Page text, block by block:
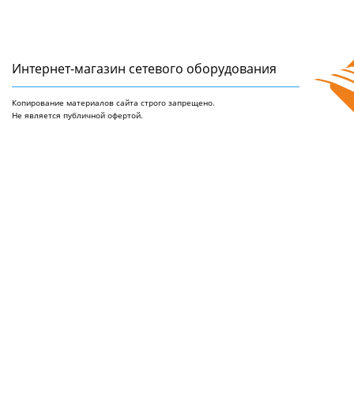
Интернет-магазин сетeвого оборудования
Копирование материалов сайта строго запрещено.
Не является публичной офертой.